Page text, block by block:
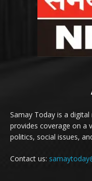
Samay Today is a
provides coverage on a
politics, social issues,
Contact us: